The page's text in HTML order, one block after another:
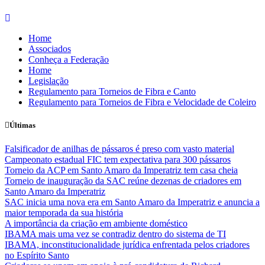
Skip
contentHome
Associados
Conheça a Federação
Home
Legislação
Regulamento para Torneios de Fibra e Canto
Regulamento para Torneios de Fibra e Velocidade de Coleiro
Últimas
Falsificador de anilhas de pássaros é preso com vasto material
Campeonato estadual FIC tem expectativa para 300 pássaros
Torneio da ACP em Santo Amaro da Imperatriz tem casa cheia
Torneio de inauguração da SAC reúne dezenas de criadores em
Santo Amaro da Imperatriz
SAC inicia uma nova era em Santo Amaro da Imperatriz e anuncia a
maior temporada da sua história
A importância da criação em ambiente doméstico
IBAMA mais uma vez se contradiz dentro do sistema de TI
IBAMA, inconstitucionalidade jurídica enfrentada pelos criadores
no Espírito Santo